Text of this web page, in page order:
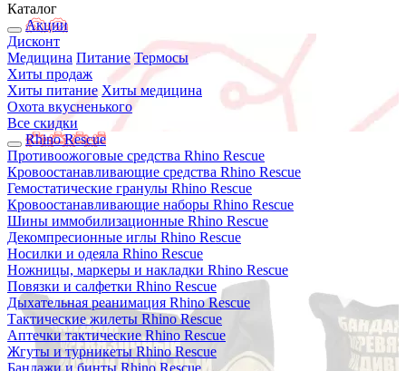
Каталог
Акции
Дисконт
Медицина Питание Термосы
Хиты продаж
Хиты питание Хиты медицина
Охота вкусненького
Все скидки
Rhino Rescue
Противоожоговые средства Rhino Rescue
Кровоостанавливающие средства Rhino Rescue
Гемостатические гранулы Rhino Rescue
Кровоостанавливающие наборы Rhino Rescue
Шины иммобилизационные Rhino Rescue
Декомпресионные иглы Rhino Rescue
Носилки и одеяла Rhino Rescue
Ножницы, маркеры и накладки Rhino Rescue
Повязки и салфетки Rhino Rescue
Дыхательная реанимация Rhino Rescue
Тактические жилеты Rhino Rescue
Аптечки тактические Rhino Rescue
Жгуты и турникеты Rhino Rescue